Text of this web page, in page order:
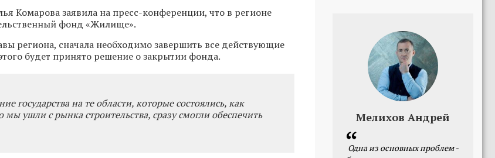
Комарова заявила на пресс-конференции, что в регионе
фонд «Жилище».
региона, сначала необходимо завершить все действующие
будет принято решение о закрытии фонда.
государства на те области, которые состоялись, как
ушли с рынка строительства, сразу смогли обеспечить
Мелихов Андрей
Одна из основных проблем -